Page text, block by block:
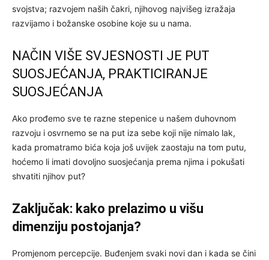
svojstva; razvojem naših čakri, njihovog najvišeg izražaja
razvijamo i božanske osobine koje su u nama.
NAČIN VIŠE SVJESNOSTI JE PUT
SUOSJEĆANJA, PRAKTICIRANJE
SUOSJEĆANJA
Ako prođemo sve te razne stepenice u našem duhovnom
razvoju i osvrnemo se na put iza sebe koji nije nimalo lak,
kada promatramo bića koja još uvijek zaostaju na tom putu,
hoćemo li imati dovoljno suosjećanja prema njima i pokušati
shvatiti njihov put?
Zaključak: kako prelazimo u višu
dimenziju postojanja?
Promjenom percepcije. Buđenjem svaki novi dan i kada se čini